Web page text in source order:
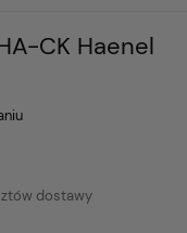
CK Haenel
dostawy